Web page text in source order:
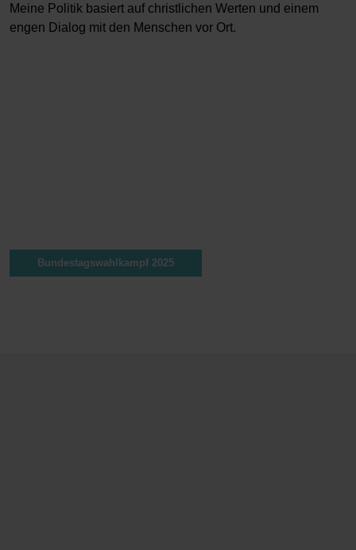
Meine Politik basiert auf christlichen Werten und einem
engen Dialog mit den Menschen vor Ort.
Bundestagswahlkampf 2025